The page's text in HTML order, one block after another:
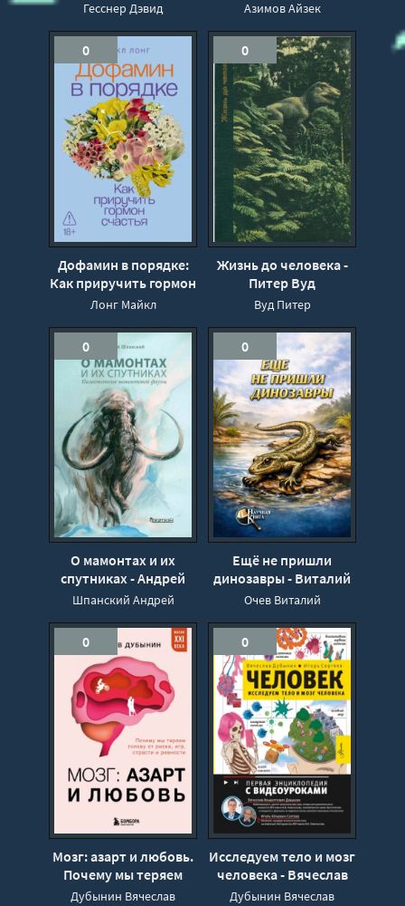
знаменитой птицы в
Гесснер Дэвид
до генетики - Айзек
Азимов Айзек
0
Дофамин в порядке:
Как приручить гормон
счастья - Майкл Лонг
Лонг Майкл
0
Жизнь до человека -
Питер Вуд
Вуд Питер
0
О мамонтах и их
спутниках - Андрей
Шпанский
Шпанский Андрей
0
Ещё не пришли
динозавры - Виталий
Очев
Очев Виталий
0
Мозг: азарт и любовь.
Почему мы теряем
голову от риска, игр,
Дубынин Вячеслав
0
Исследуем тело и мозг
человека - Вячеслав
Дубынин, Игорь
Дубынин Вячеслав